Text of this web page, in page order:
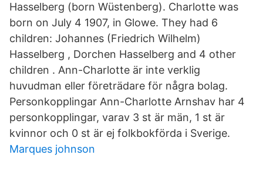
Hasselberg (born Wüstenberg). Charlotte was
born on July 4 1907, in Glowe. They had 6
children: Johannes (Friedrich Wilhelm)
Hasselberg , Dorchen Hasselberg and 4 other
children . Ann-Charlotte är inte verklig
huvudman eller företrädare för några bolag.
Personkopplingar Ann-Charlotte Arnshav har 4
personkopplingar, varav 3 st är män, 1 st är
kvinnor och 0 st är ej folkbokförda i Sverige.
Marques johnson